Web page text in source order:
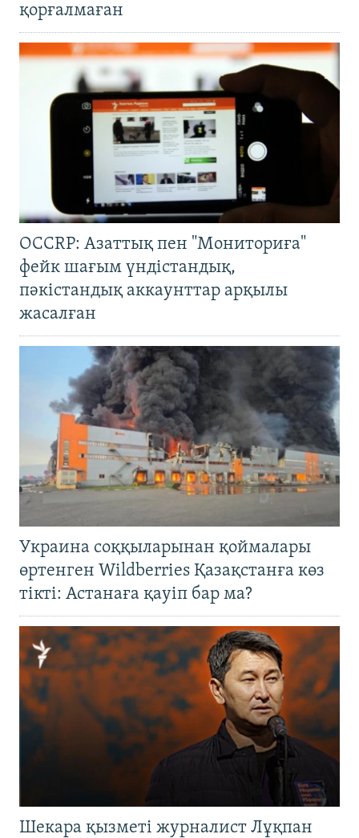
қорғалмаған
OCCRP: Азаттық пен "Мониториға"
фейк шағым үндістандық,
пәкістандық аккаунттар арқылы
жасалған
Украина соққыларынан қоймалары
өртенген Wildberries Қазақстанға көз
тікті: Астанаға қауіп бар ма?
Шекара қызметі журналист Лұқпан